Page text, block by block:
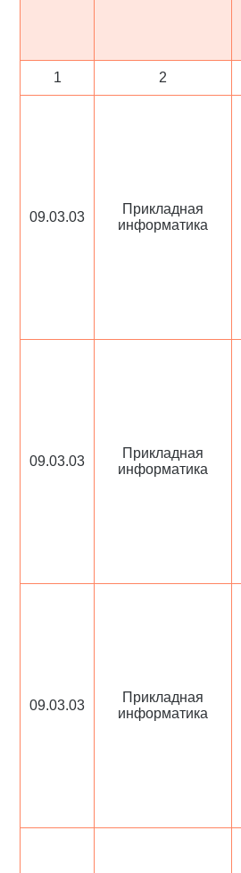
1 2
09.03.03
Прикладная
информатика
09.03.03
Прикладная
информатика
09.03.03
Прикладная
информатика